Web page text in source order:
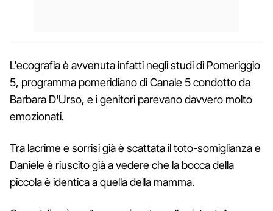
L'ecografia è avvenuta infatti negli studi di Pomeriggio
5, programma pomeridiano di Canale 5 condotto da
Barbara D'Urso, e i genitori parevano davvero molto
emozionati.
Tra lacrime e sorrisi già è scattata il toto-somiglianza e
Daniele è riuscito già a vedere che la bocca della
piccola è identica a quella della mamma.